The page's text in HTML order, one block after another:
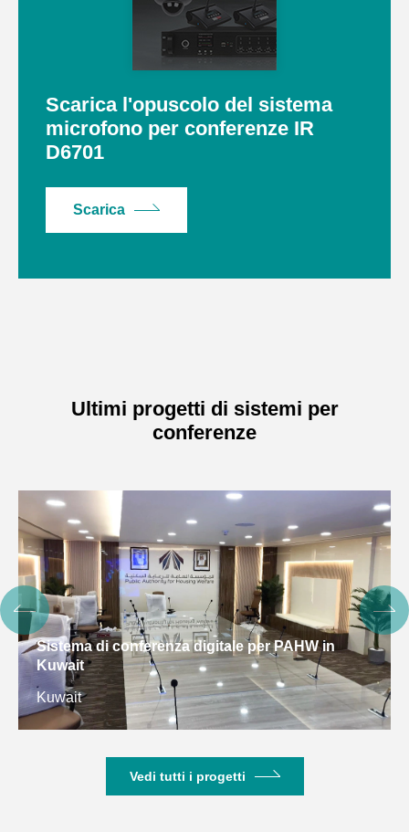
Scarica l'opuscolo del sistema
microfono per conferenze IR
D6701
Scarica
Ultimi progetti di sistemi per
conferenze
Sistema di conferenza digitale per PAHW in
Kuwait
Kuwait
Vedi tutti i progetti